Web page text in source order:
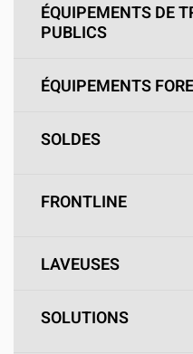
ÉQUIPEMENTS DE
PUBLICS
ÉQUIPEMENTS
SOLDES
FRONTLINE
LAVEUSES
SOLUTIONS